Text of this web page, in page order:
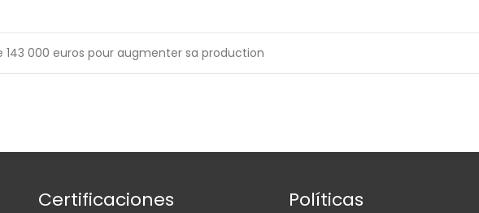
000 euros pour augmenter sa production
Certificaciones Políticas